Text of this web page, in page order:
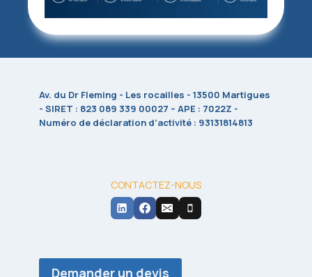
Av. du Dr Fleming - Les rocailles - 13500 Martigues
- SIRET : 823 089 339 00027 – APE : 7022Z -
Numéro de déclaration d’activité : 93131814813
CONTACTEZ-NOUS
Demander un devis